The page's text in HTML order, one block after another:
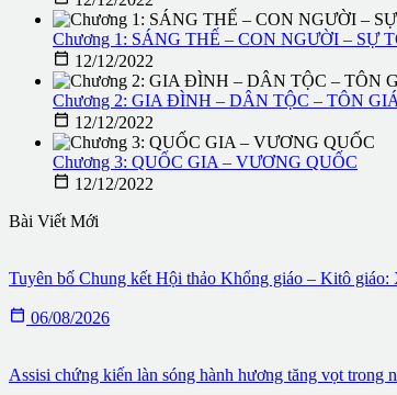
Chương 1: SÁNG THẾ – CON NGƯỜI – SỰ
 12/12/2022
Chương 2: GIA ĐÌNH – DÂN TỘC – TÔN
 12/12/2022
Chương 3: QUỐC GIA – VƯƠNG QUỐC
 12/12/2022
Bài Viết Mới
Tuyên bố Chung kết Hội thảo Khổng giáo – Kitô giáo:
 06/08/2026
Assisi chứng kiến làn sóng hành hương tăng vọt trong